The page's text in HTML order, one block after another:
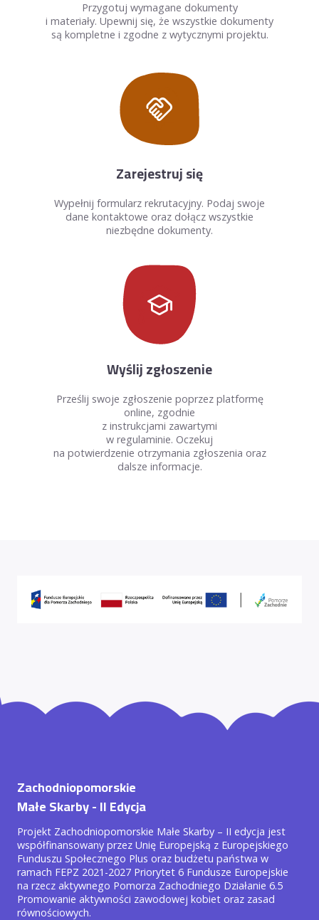
Przygotuj wymagane dokumenty
i materiały. Upewnij się, że wszystkie dokumenty
są kompletne i zgodne z wytycznymi projektu.
handshake
Zarejestruj się
Wypełnij formularz rekrutacyjny. Podaj swoje
dane kontaktowe oraz dołącz wszystkie
niezbędne dokumenty.
school
Wyślij zgłoszenie
Prześlij swoje zgłoszenie poprzez platformę
online, zgodnie
z instrukcjami zawartymi
w regulaminie. Oczekuj
na potwierdzenie otrzymania zgłoszenia oraz
dalsze informacje.
Zachodniopomorskie
Małe Skarby - II Edycja
Projekt Zachodniopomorskie Małe Skarby – II edycja jest
współfinansowany przez Unię Europejską z Europejskiego
Funduszu Społecznego Plus oraz budżetu państwa w
ramach FEPZ 2021-2027 Priorytet 6 Fundusze Europejskie
na rzecz aktywnego Pomorza Zachodniego Działanie 6.5
Promowanie aktywności zawodowej kobiet oraz zasad
równościowych.